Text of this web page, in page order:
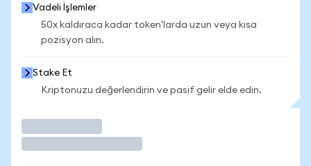
Vadeli İşlemler
50x kaldıraca kadar token'larda uzun veya kısa
pozisyon alın.
Stake Et
Kriptonuzu değerlendirin ve pasif gelir elde edin.